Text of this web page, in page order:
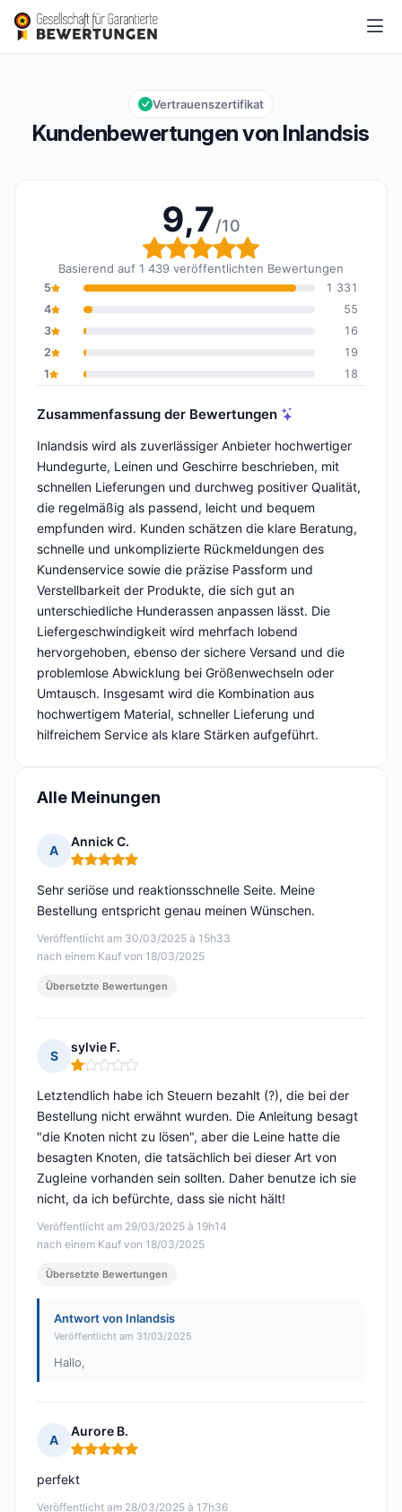
Inlandsis
Gesamtbewertung: 9,7 von 10
9,7/10
Kundenbewertungen von Inlandsis
Vertrauenszertifikat
9,7/10
Gesamtbewertung: 9,7
Basierend auf 1 439 veröffentlichten Bewertungen
5
1 331
4
55
3
16
2
19
1
18
Zusammenfassung der Bewertungen
Inlandsis wird als zuverlässiger Anbieter hochwertiger
Hundegurte, Leinen und Geschirre beschrieben, mit
schnellen Lieferungen und durchweg positiver Qualität,
die regelmäßig als passend, leicht und bequem
empfunden wird. Kunden schätzen die klare Beratung,
schnelle und unkomplizierte Rückmeldungen des
Kundenservice sowie die präzise Passform und
Verstellbarkeit der Produkte, die sich gut an
unterschiedliche Hunderassen anpassen lässt. Die
Liefergeschwindigkeit wird mehrfach lobend
hervorgehoben, ebenso der sichere Versand und die
problemlose Abwicklung bei Größenwechseln oder
Umtausch. Insgesamt wird die Kombination aus
hochwertigem Material, schneller Lieferung und
hilfreichem Service als klare Stärken aufgeführt.
Alle Meinungen
A
Annick C.
Hinweis: 5 von 5
Veröffentlicht am 30/03/2025 à 15h33
nach einem Kauf von 18/03/2025
Sehr seriöse und reaktionsschnelle Seite. Meine
Bestellung entspricht genau meinen Wünschen.
Übersetzte Bewertungen
S
sylvie F.
Hinweis: 1 von 5
Veröffentlicht am 29/03/2025 à 19h14
nach einem Kauf von 18/03/2025
Letztendlich habe ich Steuern bezahlt (?), die bei der
Bestellung nicht erwähnt wurden. Die Anleitung besagt
"die Knoten nicht zu lösen", aber die Leine hatte die
besagten Knoten, die tatsächlich bei dieser Art von
Zugleine vorhanden sein sollten. Daher benutze ich sie
nicht, da ich befürchte, dass sie nicht hält!
Übersetzte Bewertungen
Antwort von Inlandsis
Veröffentlicht am 31/03/2025
Hallo,
A
Aurore B.
Hinweis: 5 von 5
Veröffentlicht am 28/03/2025 à 17h36
perfekt